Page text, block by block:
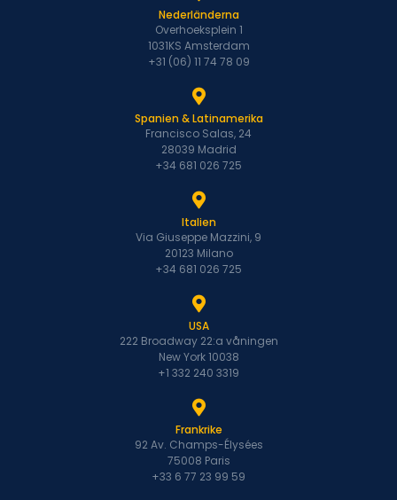
Nederländerna
Overhoeksplein 1
1031KS Amsterdam
+31 (06) 11 74 78 09
Spanien & Latinamerika
Francisco Salas, 24
28039 Madrid
+34 681 026 725
Italien
Via Giuseppe Mazzini, 9
20123 Milano
+34 681 026 725
USA
222 Broadway 22:a våningen
New York 10038
+1 332 240 3319
Frankrike
92 Av. Champs-Élysées
75008 Paris
+33 6 77 23 99 59